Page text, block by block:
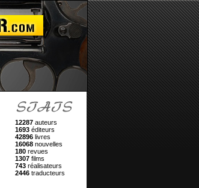
12287 auteurs
1693 éditeurs
42896 livres
16068 nouvelles
180 revues
1307 films
743 réalisateurs
2446 traducteurs